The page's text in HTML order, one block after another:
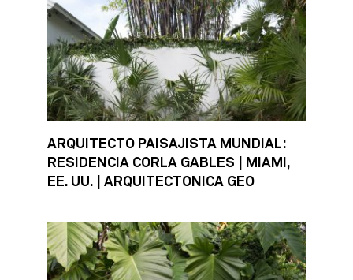
ARQUITECTO PAISAJISTA MUNDIAL:
RESIDENCIA CORLA GABLES | MIAMI,
EE. UU. | ARQUITECTONICA GEO